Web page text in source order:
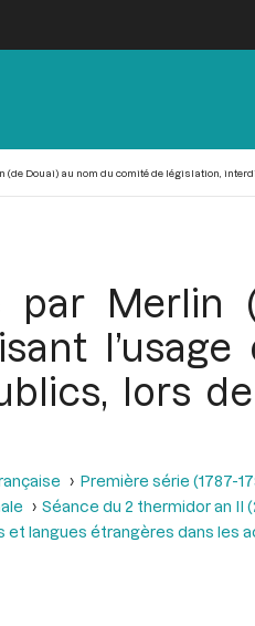
(de Douai) au nom du comité de législation,
par
lors
Première série (1787-
Séance du 2 thermidor an II
et langues étrangères dans les